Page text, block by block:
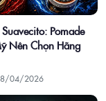
Suavecito: Pomade
Nên Chọn Hãng
04/2026